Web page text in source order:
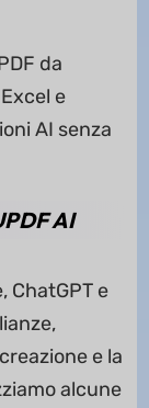
da
e
AI senza
AI
ChatGPT e
e la
alcune